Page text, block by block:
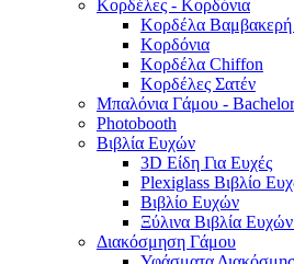
Κορδέλες - Κορδόνια
Κορδέλα Βαμβακερή
Κορδόνια
Κορδέλα Chiffon
Κορδέλες Σατέν
Μπαλόνια Γάμου - Bachelor
Photobooth
Βιβλία Ευχών
3D Είδη Για Ευχές
Plexiglass Βιβλίο
Βιβλίο Ευχών
Ξύλινα Βιβλία
Διακόσμηση Γάμου